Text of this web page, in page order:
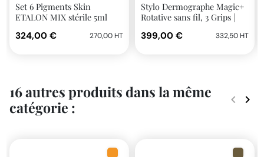
Set 6 Pigments Skin
ETALON MIX stérile 5ml
324,00 €
270,00 HT
Stylo Dermographe Magic+
Rotative sans fil, 3 Grips |
399,00 € 332,50 HT
16 autres produits dans la même
catégorie :
keyboard_arrow_left keyboard_arrow_right